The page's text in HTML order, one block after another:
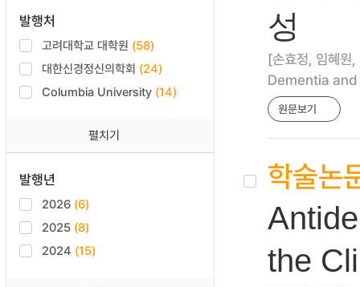
발행처
고려대학교 대학원 (58)
대한신경정신의학회 (24)
Columbia University (14)
펼치기
발행년
2026 (6)
2025 (8)
2024 (15)
성
[손효정, 임혜원
Dementia
원문보기
학술논
the